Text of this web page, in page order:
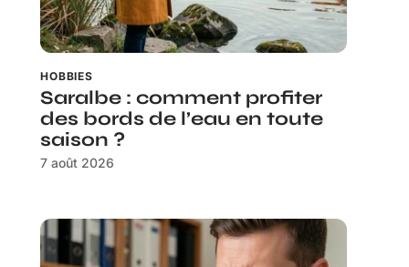
HOBBIES
Saralbe : comment profiter
des bords de l’eau en toute
saison ?
7 août 2026